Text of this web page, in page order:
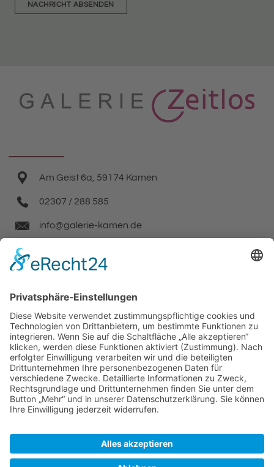
NACHRICHT ABSENDEN
Am Geist 6a, 59174 Kamen
02307 / 288 585
info@galerie-kamen.de
Facebook
Wir benötigen Ihre Zustimmung, um den
Google Maps-Service zu laden!
Wir verwenden einen Service eines
Drittanbieters, um Karteninhalte einzubetten.
Dieser Service kann Daten zu Ihren Aktivitäten
stimmen Sie der Nutzung des Service zu, um
diese Karte anzuzeigen.